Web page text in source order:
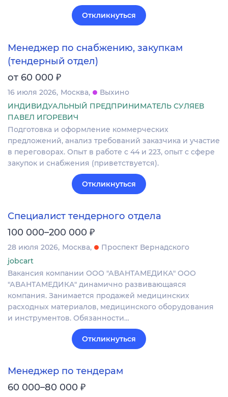
Откликнуться
Менеджер по снабжению, закупкам
(тендерный отдел)
от 60 000 ₽
16 июля 2026 Москва
Выхино
ИНДИВИДУАЛЬНЫЙ ПРЕДПРИНИМАТЕЛЬ СУЛЯЕВ
ПАВЕЛ ИГОРЕВИЧ
Подготовка и оформление коммерческих
предложений, анализ требований заказчика и участие
в переговорах. Опыт в работе с 44 и 223, опыт с сфере
закупок и снабжения (приветствуется).
Откликнуться
Специалист тендерного отдела
100 000–200 000 ₽
28 июля 2026 Москва
Проспект Вернадского
jobcart
Вакансия компании ООО "АВАНТАМЕДИКА" ООО
"АВАНТАМЕДИКА" динамично развивающаяся
компания. Занимается продажей медицинских
расходных материалов, медицинского оборудования
и инструментов. Обязанности…
Откликнуться
Менеджер по тендерам
60 000–80 000 ₽